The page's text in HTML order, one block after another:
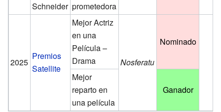
Schneider prometedora
2025
Premios
Satellite
Mejor Actriz
en una
Película –
Drama
Nosferatu
Nominado
Mejor
reparto en
una película
Ganador